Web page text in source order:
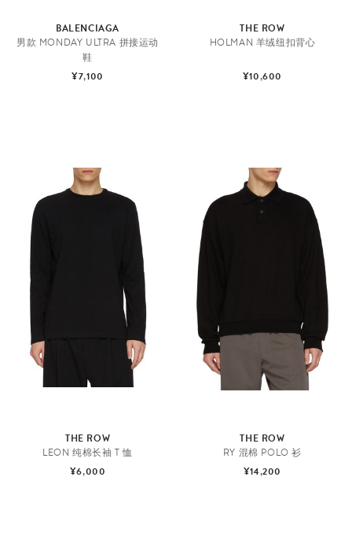
BALENCIAGA
男款 MONDAY ULTRA 拼接运动
鞋
¥7,100
THE ROW
HOLMAN 羊绒纽扣背心
¥10,600
THE ROW
LEON 纯棉长袖 T 恤
¥6,000
THE ROW
RY 混棉 POLO 衫
¥14,200